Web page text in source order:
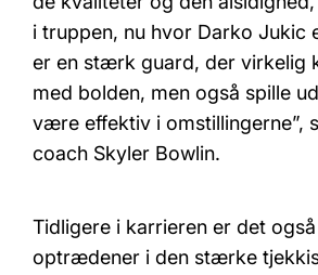
i truppen, nu hvor Darko Jukic
er en stærk guard, der virkelig
med bolden, men også spille
være effektiv i omstillingerne”,
coach Skyler Bowlin.
Tidligere i karrieren er det
optrædener i den stærke